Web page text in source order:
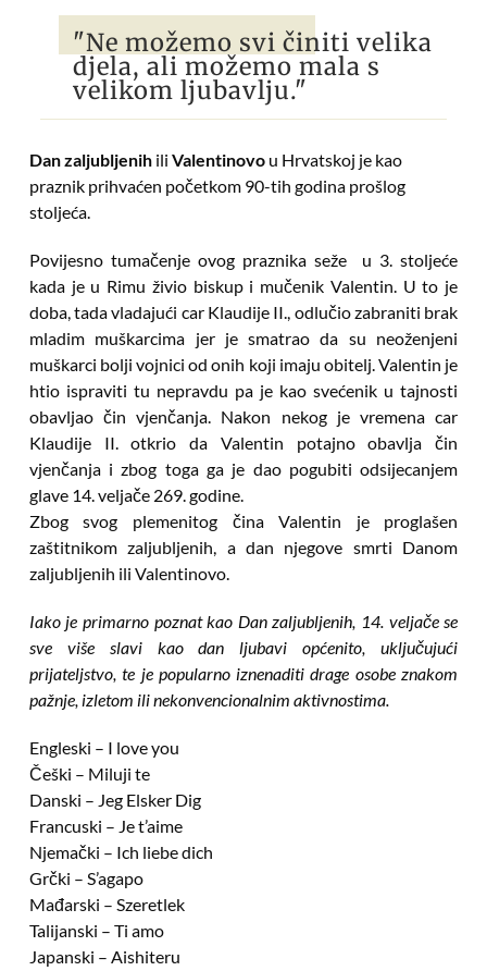
"Ne možemo svi činiti velika
djela, ali možemo mala s
velikom ljubavlju."
Dan zaljubljenihili Valentinovou Hrvatskoj je kao
praznik prihvaćen početkom 90-tih godina prošlog
stoljeća.
Povijesno tumačenje ovog praznika seže u 3. stoljeće
kada je u Rimu živio biskup i mučenik Valentin. U to je
doba, tada vladajući car Klaudije II., odlučio zabraniti brak
mladim muškarcima jer je smatrao da su neoženjeni
muškarci bolji vojnici od onih koji imaju obitelj. Valentin je
htio ispraviti tu nepravdu pa je kao svećenik u tajnosti
obavljao čin vjenčanja. Nakon nekog je vremena car
Klaudije II. otkrio da Valentin potajno obavlja čin
vjenčanja i zbog toga ga je dao pogubiti odsijecanjem
glave 14. veljače 269. godine.
Zbog svog plemenitog čina Valentin je proglašen
zaštitnikom zaljubljenih, a dan njegove smrti Danom
zaljubljenih ili Valentinovo.
Iako je primarno poznat kao Dan zaljubljenih, 14. veljače se
sve više slavi kao dan ljubavi općenito, uključujući
prijateljstvo, te je popularno iznenaditi drage osobe znakom
pažnje, izletom ili nekonvencionalnim aktivnostima.
Engleski – I love you
Češki – Miluji te
Danski – Jeg Elsker Dig
Francuski – Je t’aime
Njemački – Ich liebe dich
Grčki – S’agapo
Mađarski – Szeretlek
Talijanski – Ti amo
Japanski – Aishiteru